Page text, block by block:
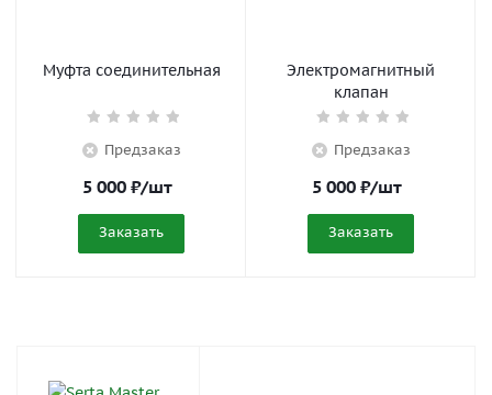
Муфта соединительная
Предзаказ
5 000 ₽/шт
Заказать
Электромагнитный
клапан
Предзаказ
5 000 ₽/шт
Заказать